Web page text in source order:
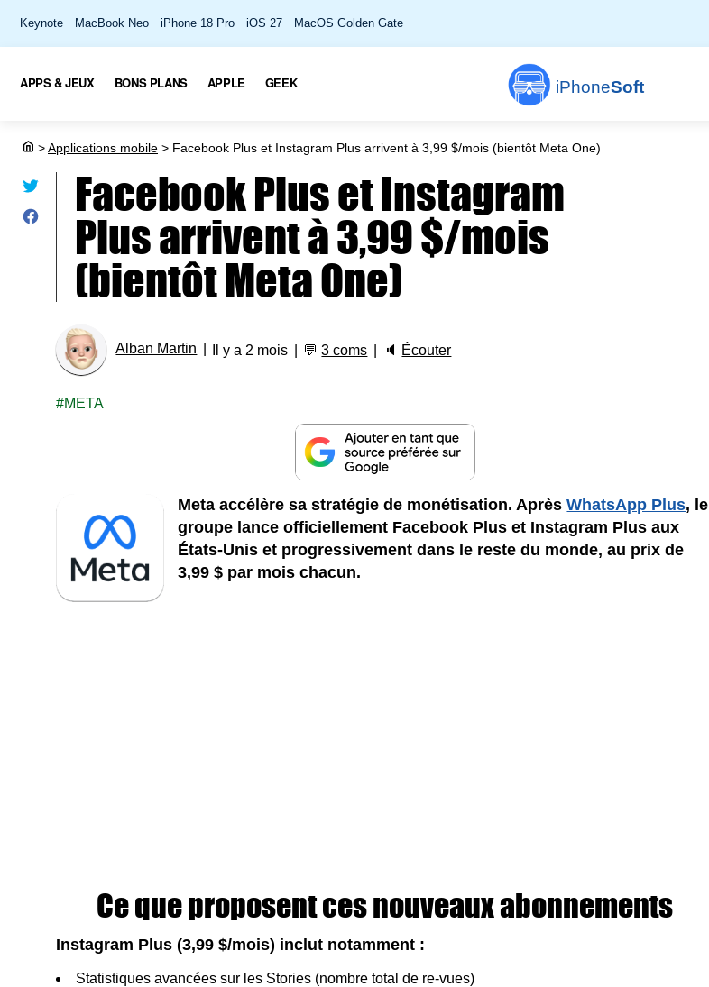
Keynote MacBook Neo iPhone 18 Pro iOS 27 MacOS Golden Gate
iPhoneSoft
APPS & JEUX BONS PLANS APPLE GEEK
>Applications mobile > Facebook Plus et Instagram Plus arrivent à 3,99 $/mois (bientôt Meta One)
Facebook Plus et Instagram
Plus arrivent à 3,99 $/mois
(bientôt Meta One)
Alban Martin Il y a 2 mois 💬3 coms 🔈 Écouter
META
Meta accélère sa stratégie de monétisation. AprèsWhatsApp Plus, le
groupe lance officiellement Facebook Plus et Instagram Plus aux
États-Unis et progressivement dans le reste du monde, au prix de
3,99 $ par mois chacun.
Ce que proposent ces nouveaux abonnements
Instagram Plus (3,99 $/mois) inclut notamment :
Statistiques avancées sur les Stories (nombre total de re-vues)